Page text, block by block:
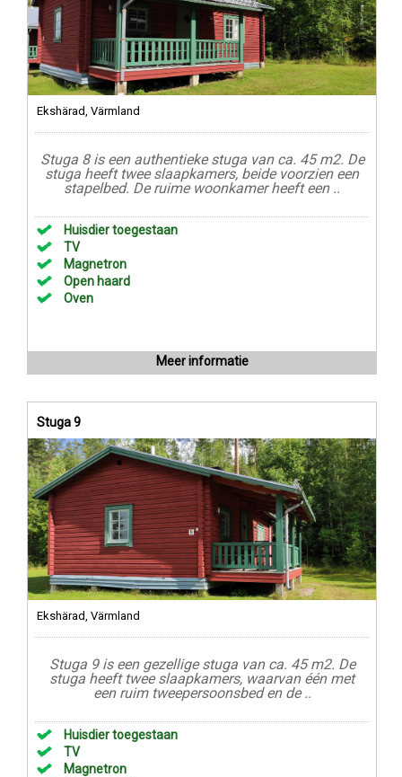
Ekshärad, Värmland
Stuga 8 is een authentieke stuga van ca. 45 m2. De
stuga heeft twee slaapkamers, beide voorzien een
stapelbed. De ruime woonkamer heeft een ..
Huisdier toegestaan
TV
Magnetron
Open haard
Oven
Meer informatie
Stuga 9
Ekshärad, Värmland
Stuga 9 is een gezellige stuga van ca. 45 m2. De
stuga heeft twee slaapkamers, waarvan één met
een ruim tweepersoonsbed en de ..
Huisdier toegestaan
TV
Magnetron